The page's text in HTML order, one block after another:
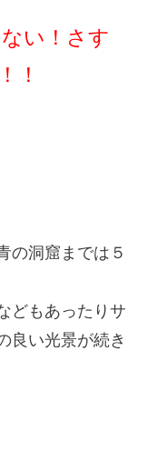
い！さす
！
の洞窟までは５
どもあったりサ
良い光景が続き